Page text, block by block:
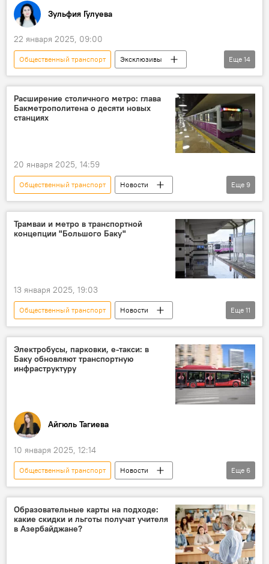
Зульфия Гулуева
22 января 2025, 09:00
Общественный транспорт
Эксклюзивы
Азербайджан
Баку
Абшерон
Общество
транспорт
Метро
Трамвай
Затор
Пробки
Пресс-центр
Sputnik Азербайджан
Еще 14
Расширение столичного метро: глава
Бакметрополитена о десяти новых
станциях
20 января 2025, 14:59
Общественный транспорт
Новости
Азербайджан
Бакметрополитен
Баку
Инфраструктура
Строительство
План
эскалатор
Еще 9
Трамваи и метро в транспортной
концепции "Большого Баку"
13 января 2025, 19:03
Общественный транспорт
Новости
Азербайджан
Баку
Транспорт
ЗАО "Бакинский метрополитен"
автобусы
Трамвай
Ильхам Алиев
анонс
Еще 11
Электробусы, парковки, е-такси: в
Баку обновляют транспортную
инфраструктуру
Айгюль Тагиева
10 января 2025, 12:14
Общественный транспорт
Новости
Азербайджан
Агентство наземного транспорта Азербайджана
Автобус
Пассажироперевозки
Еще 6
Образовательные карты на подходе:
какие скидки и льготы получат учителя
в Азербайджане?